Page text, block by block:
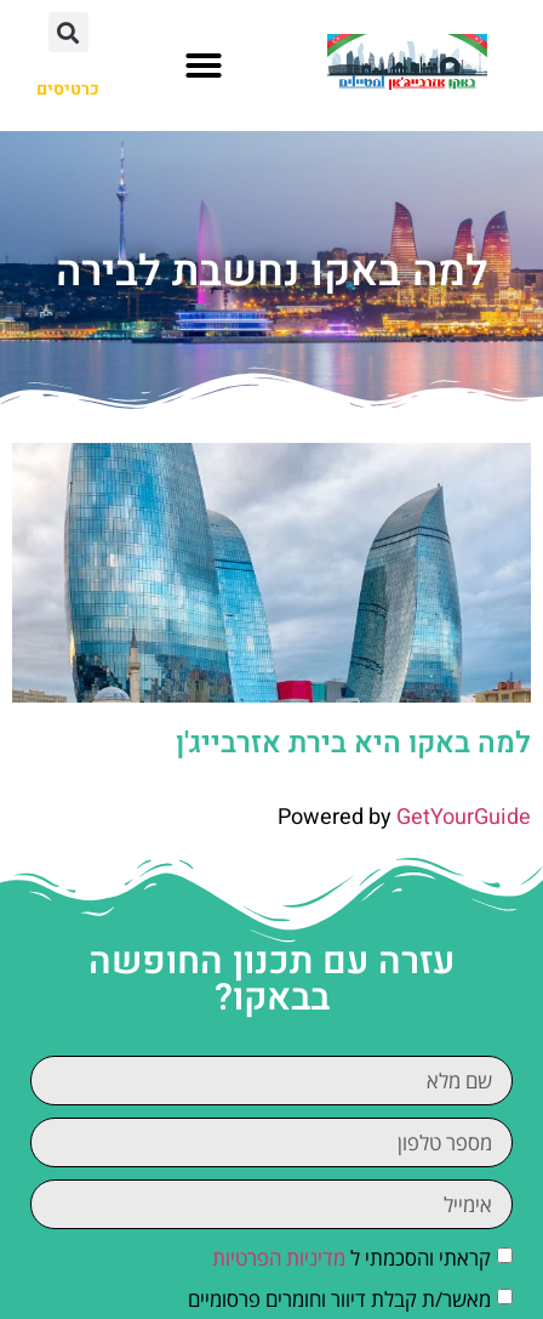
כרטיסים
למה באקו נחשבת לבירה
למה באקו היא בירת אזרבייג'ן
Powered byGetYourGuide
עזרה עם תכנון החופשה
בבאקו?
קראתי והסכמתי ל מדיניות הפרטיות
מאשר/ת קבלת דיוור וחומרים פרסומיים